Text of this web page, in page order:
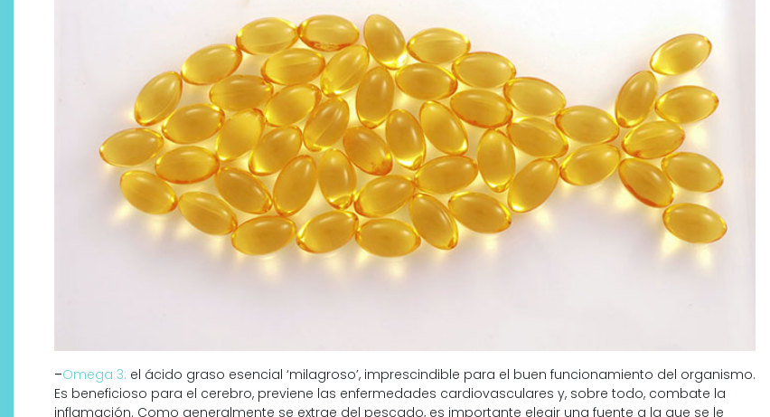
–Omega 3: el ácido graso esencial ‘milagroso’, imprescindible para el buen funcionamiento del organismo.
Es beneficioso para el cerebro, previene las enfermedades cardiovasculares y, sobre todo, combate la
inflamación. Como generalmente se extrae del pescado, es importante elegir una fuente a la que se le
Descubre cómo la cosmética
profesional va desde las
cabinas a tu rutina diaria
Por qué los bálsamos de CBD
tópico se han convertido en
uno de los productos de
bienestar más buscados